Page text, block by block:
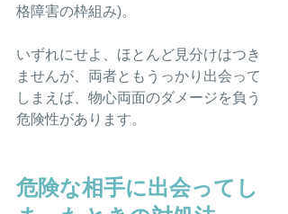
格障害の枠組み)。
いずれにせよ、ほとんど見分けはつき
ませんが、両者ともうっかり出会って
しまえば、物心両面のダメージを負う
危険性があります。
危険な相手に出会ってし